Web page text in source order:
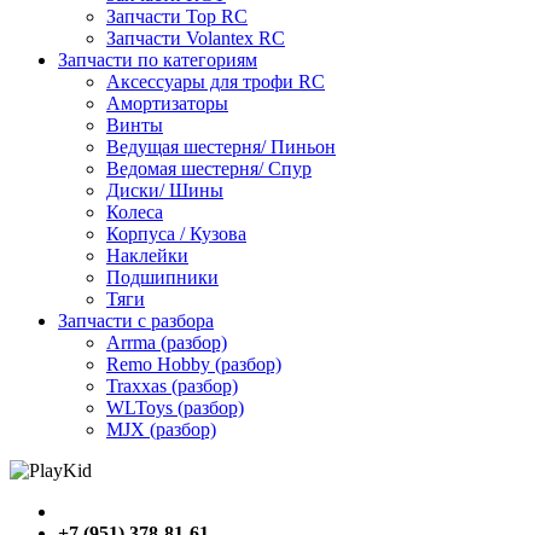
Запчасти Top RC
Запчасти Volantex RC
Запчасти по категориям
Аксессуары для трофи RC
Амортизаторы
Винты
Ведущая шестерня/ Пиньон
Ведомая шестерня/ Спур
Диски/ Шины
Колеса
Корпуса / Кузова
Наклейки
Подшипники
Тяги
Запчасти с разбора
Arrma (разбор)
Remo Hobby (разбор)
Traxxas (разбор)
WLToys (разбор)
MJX (разбор)